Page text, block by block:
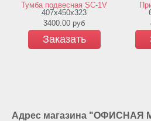
Тумба подвесная SC-1V
407х450х323
3400.00 руб
Заказать
Адрес магазина "ОФИСНАЯ